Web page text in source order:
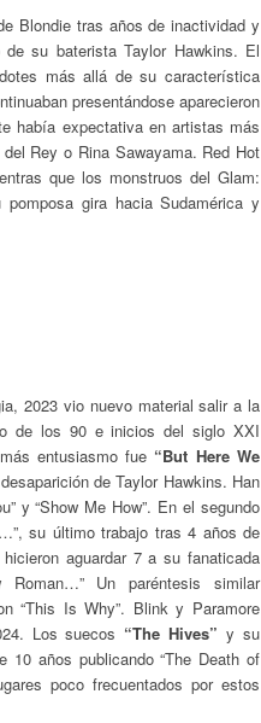
Blondie tras años de inactividad y
su baterista Taylor Hawkins. El
más allá de su característica
presentándose aparecieron
había expectativa en artistas más
Rey o Rina Sawayama. Red Hot
que los monstruos del Glam:
pomposa gira hacia Sudamérica y
2023 vio nuevo material salir a la
de los 90 e inicios del siglo XXI
entusiasmo fue “But Here We
de Taylor Hawkins. Han
y “Show Me How”. En el segundo
su último trabajo tras 4 años de
hicieron aguardar 7 a su fanaticada
Un paréntesis similar
“This Is Why”. Blink y Paramore
Los suecos “The Hives” y su
10 años publicando “The Death of
poco frecuentados por estos